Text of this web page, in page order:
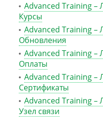
Advanced Training –
Курсы
Advanced Training –
Обновления
Advanced Training –
Оплаты
Advanced Training –
Сертификаты
Advanced Training –
Узел связи